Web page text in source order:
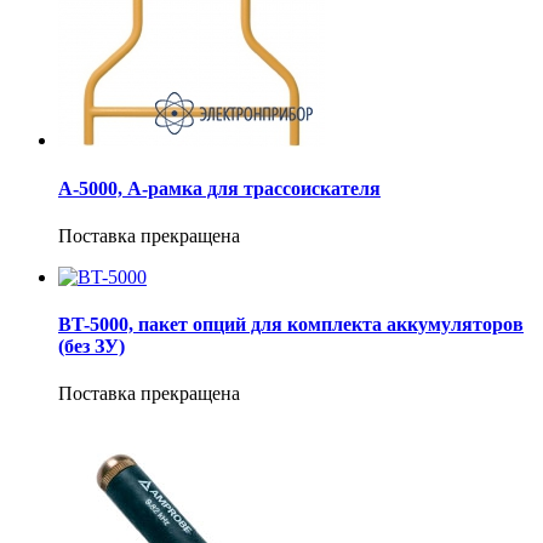
А-5000, А-рамка для трассоискателя
Поставка прекращена
BT-5000, пакет опций для комплекта аккумуляторов
(без ЗУ)
Поставка прекращена